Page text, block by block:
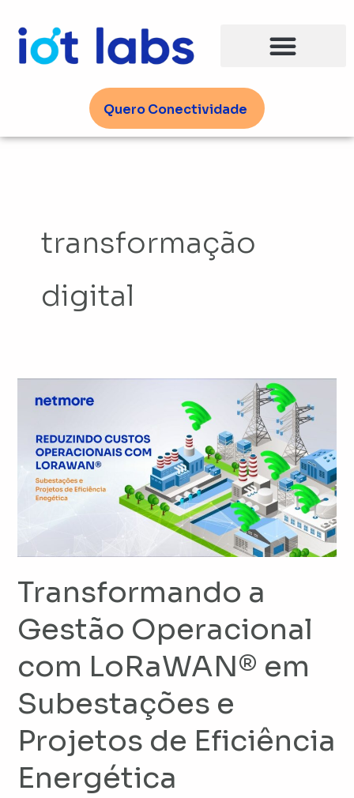
para
Quero Conectividade
transformação
digital
Transformando a
Gestão Operacional
com LoRaWAN® em
Subestações e
Projetos de Eficiência
Energética
Gestão
Operacional
com
LoRaWAN®
Subestações
e
Projetos
de
Eficiência
Energética